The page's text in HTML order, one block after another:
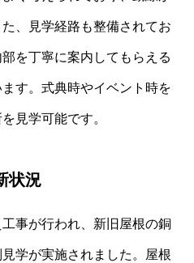
、見学経路も整備されてお
を丁寧に案内してもらえる
す。式典時やイベント時を
見学可能です。
状況
事が行われ、新旧屋根の銅
学が実施されました。屋根